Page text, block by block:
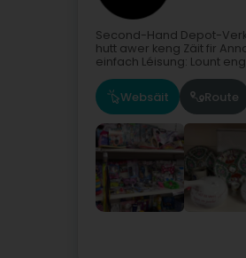
Second-Hand Depot-
hutt awer keng Zäit fir
einfach Léisung: Lount
Websäit Route